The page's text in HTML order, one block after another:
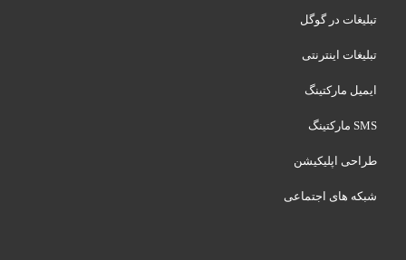
تبلیغات در گوگل
تبلیغات اینترنتی
ایمیل مارکتینگ
SMS مارکتینگ
طراحی اپلیکیشن
شبکه های اجتماعی